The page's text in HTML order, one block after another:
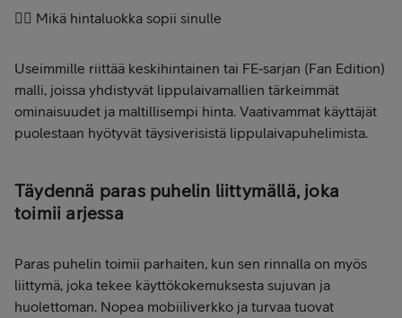
👉🏼 Mikä hintaluokka sopii sinulle
Useimmille riittää keskihintainen tai FE‑sarjan (Fan Edition)
malli, joissa yhdistyvät lippulaivamallien tärkeimmät
ominaisuudet ja maltillisempi hinta. Vaativammat käyttäjät
puolestaan hyötyvät täysiverisistä lippulaivapuhelimista.
Täydennä paras puhelin liittymällä, joka
toimii arjessa
Paras puhelin toimii parhaiten, kun sen rinnalla on myös
liittymä, joka tekee käyttökokemuksesta sujuvan ja
huolettoman. Nopea mobiiliverkko ja turvaa tuovat